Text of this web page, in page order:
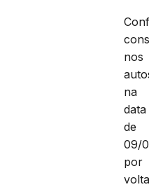
nos
na
data
de
09/
por